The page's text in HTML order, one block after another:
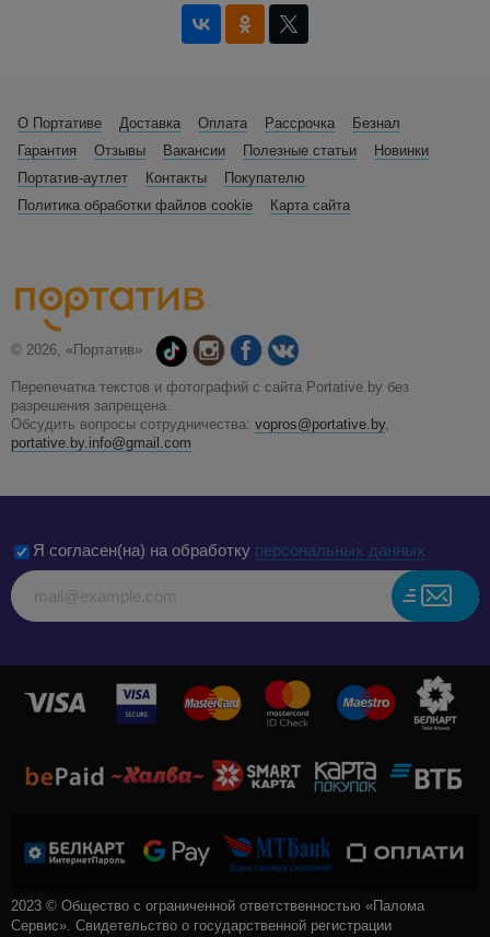
О Портативе Доставка Оплата Рассрочка
Безнал
Гарантия
Отзывы Вакансии Полезные статьи
Новинки
Портатив-аутлет
Контакты
Покупателю
Политика обработки файлов cookie
Карта сайта
© 2026, «Портатив»
Перепечатка текстов и фотографий с сайта Portative.by без
разрешения запрещена.
Обсудить вопросы сотрудничества: vopros@portative.by,
portative.by.info@gmail.com
Я согласен(на) на обработку персональных данных
2023 © Общество с ограниченной ответственностью «Палома
Сервис». Свидетельство о государственной регистрации